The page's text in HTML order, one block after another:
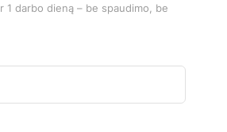
darbo dieną – be spaudimo, be